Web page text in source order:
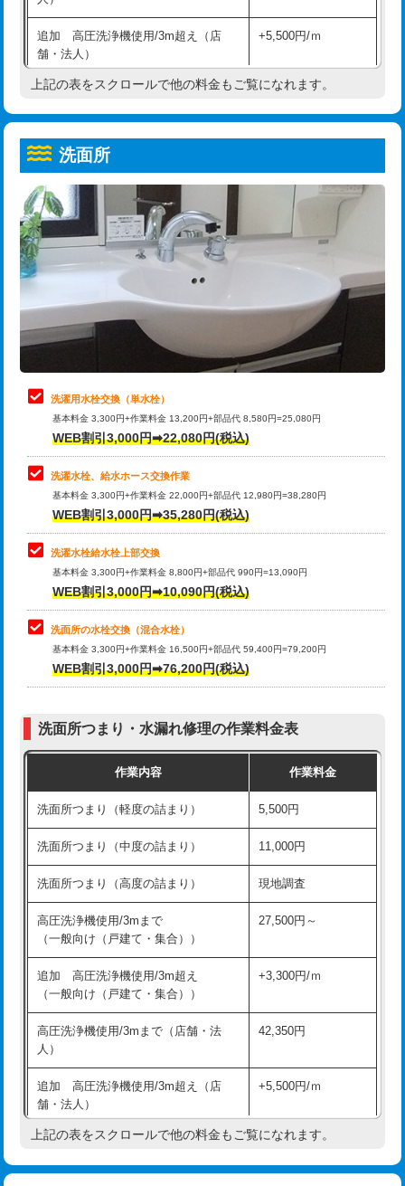
コンクリート斫り（厚さ10㎝超え）
モルタル補修（厚さ10㎝まで） 27,500円
モルタル補修（厚さ10㎝超え） 38,500円
洗面台設置 38,500円
追加人工
廃棄・処分 現場見積
※給水管工事は20mmまでの価格です。
給水管工事※（ホール加工)
給水管工事※（バンド止め) 3,300円
給水管工事※（支持金具設置) 5,500円
給水管工事※（保温材使用（バンド止
め込み）)
5,500円
給水管工事※（土の掘削・埋め戻し作
業)
11,000円
給水管工事※（塩ビ管（VP・HI）使
用/3ｍまで)
33,000円
給水管工事※（塩ビ管（VP・HI）使
用（追加）/3ｍ超え)
給水管工事※（ライニング鋼管・銅
管・ポリ管・HT管使用/3ｍまで)
44,000円
給水管工事※（ライニング鋼管・銅
管・ポリ管・HT管使用/3ｍ超え)
排水管工事（土の掘削・埋め戻し作
業）
排水管工事（排水管工事/3ｍまで） 55,000円
排水管工事（追加 排水管工事/3ｍ超
え）
マス交換（土の掘削・埋め戻し作業）
マス交換（深さ50㎝未満）
マス交換（深さ50㎝以上）
モルタル補修（厚さ10㎝まで） 27,500円
モルタル補修（厚さ10㎝超え） 38,500円
洗面台設置 38,500円
バスタブ設置 現場見積
追加人工 16,500円
廃棄・処分 現場見積
※給水管工事は20mmまでの価格です。
追加 高圧洗浄機使用/3m超え（店
舗・法人）
+5,500円/ｍ
高度高圧洗浄換 現地調査
トーラー機使用/3mまで
追加トーラー機使用/3m超え +3,300円
カメラ調査 33,000円
桝清掃
止水・漏水調査・防水処理・清掃・修
理・調整・分解・加工など（軽作業）
11,000円
止水・漏水調査・防水処理・清掃・修
理・調整・分解・加工など（中作業）
22,000円
止水・漏水調査・防水処理・清掃・修
理・調整・分解・加工など（重作業）
33,000円
キッチンタンク脱着
その他部品の脱着
交換・取付（タンク）
交換・取付(単水栓（壁付・デッキ
式）)
交換・取付(混合水栓（壁付・デッキ
式・ワンホール）)
16,500円+材料費
（P/S/ポップアップ））
交換・取付（その他部品） 11,000円+材料費
持込商品取付（単水栓） 13,200円
持込商品取付（混合水栓） 16,500円
持込商品取付（浄水器・分岐水栓） 16,500円
給水管工事※（ホール加工) 16,500円
給水管工事※（バンド止め)
給水管工事※（支持金具設置) 5,500円
給水管工事※（保温材使用（バンド止
め込み）)
5,500円
給水管工事※（土の掘削・埋め戻し作
業)
11,000円
給水管工事※（塩ビ管（VP・HI）使
用/3ｍまで)
上記の表をスクロールで他の料金もご覧になれます。
洗面所
洗濯用水栓交換（単水栓）
基本料金 3,300円+作業料金 13,200円+部品代 8,580円=25,080円
WEB割引3,000円➡22,080円(税込)
洗濯水栓、給水ホース交換作業
基本料金 3,300円+作業料金 22,000円+部品代 12,980円=38,280円
WEB割引3,000円➡35,280円(税込)
洗濯水栓給水栓上部交換
基本料金 3,300円+作業料金 8,800円+部品代 990円=13,090円
WEB割引3,000円➡10,090円(税込)
洗面所の水栓交換（混合水栓）
基本料金 3,300円+作業料金 16,500円+部品代 59,400円=79,200円
WEB割引3,000円➡76,200円(税込)
洗面所つまり・水漏れ修理の作業料金表
作業内容 作業料金
洗面所つまり（軽度の詰まり） 5,500円
洗面所つまり（中度の詰まり） 11,000円
洗面所つまり（高度の詰まり） 現地調査
高圧洗浄機使用/3mまで
（一般向け（戸建て・集合））
27,500円～
追加 高圧洗浄機使用/3m超え
（一般向け（戸建て・集合））
+3,300円/ｍ
高圧洗浄機使用/3mまで（店舗・法
人）
42,350円
追加 高圧洗浄機使用/3m超え（店
舗・法人）
+5,500円/ｍ
高度高圧洗浄換 現地調査
上記の表をスクロールで他の料金もご覧になれます。